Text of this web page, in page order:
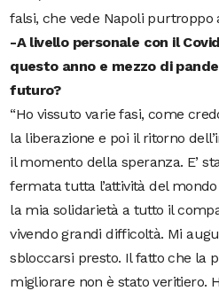
falsi, che vede Napoli purtroppo
-A livello personale con il
questo anno e mezzo di
futuro?
“Ho vissuto varie fasi, come
la liberazione e poi il ritorno
il momento della speranza. E’
fermata tutta l’attività del
la mia solidarietà a tutto il
vivendo grandi difficoltà. Mi
sbloccarsi presto. Il fatto che la
migliorare non è stato veritiero.